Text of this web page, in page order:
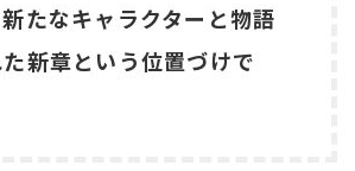
たなキャラクターと物語
新章という位置づけで